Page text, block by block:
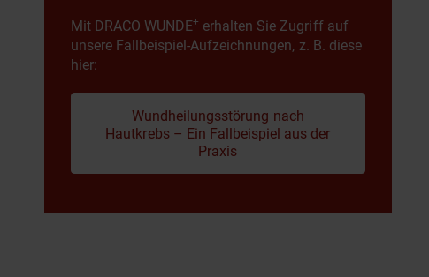
Mit DRACO WUNDE+ erhalten Sie Zugriff auf
unsere Fallbeispiel-Aufzeichnungen, z. B. diese
hier:
Wundheilungsstörung nach
Hautkrebs – Ein Fallbeispiel aus der
Praxis